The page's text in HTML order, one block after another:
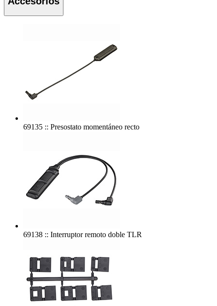
69135 :: Presostato momentáneo recto
69138 :: Interruptor remoto doble TLR